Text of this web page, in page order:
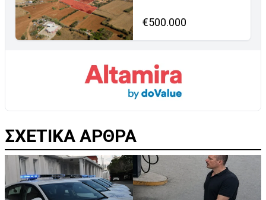
€500.000
ΣΧΕΤΙΚΑ ΑΡΘΡΑ